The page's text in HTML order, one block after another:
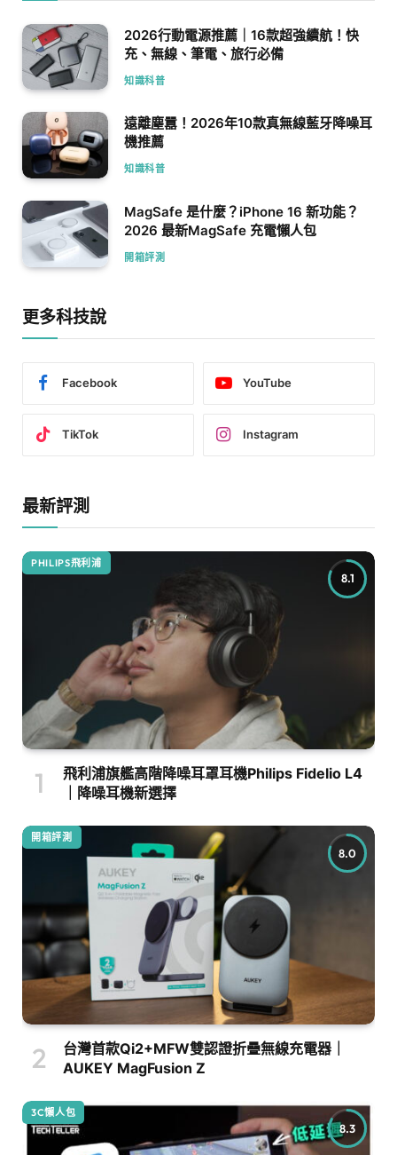
2026行動電源推薦｜16款超強續航！快
充、無線、筆電、旅行必備
知識科普
遠離塵囂！2026年10款真無線藍牙降噪耳
機推薦
知識科普
MagSafe 是什麼？iPhone 16 新功能？
2026 最新MagSafe 充電懶人包
開箱評測
更多科技說
Facebook YouTube
TikTok Instagram
最新評測
8.1
PHILIPS飛利浦
飛利浦旗艦高階降噪耳罩耳機Philips Fidelio L4
｜降噪耳機新選擇
8.0
開箱評測
台灣首款Qi2+MFW雙認證折疊無線充電器｜
AUKEY MagFusion Z
8.3
3C懶人包